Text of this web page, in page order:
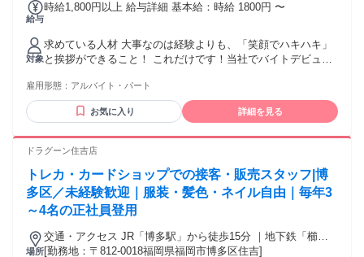
給与
時給1,800円以上 給与詳細 基本給：時給 1800円 〜
対象
求めている人材 大事なのは経験よりも、「笑顔でハキハキ」
と挨拶ができること！ これだけです！当社でバイトデビュー
さん歓迎！ ✅フリーターさん歓迎！ ✅楽しいことをやってみ
たい方！ ✅話すことが好きな方！ この職場いいなーと思った
ら長期で働くのもOK☆ あなたの働き方、相談してください
雇用形態： アルバイト・パート
お気に入り 詳細を見る
ドラグーン住吉店
トレカ・カードショップでの接客・販売スタッフ|博
多区／未経験歓迎｜服装・髪色・ネイル自由｜毎年3
～4名の正社員登用
場所
交通・アクセス JR「博多駅」から徒歩15分 ｜地下鉄「櫛田
神社前駅」から徒歩7分
[勤務地：〒812-0018福岡県福岡市博多区住吉]